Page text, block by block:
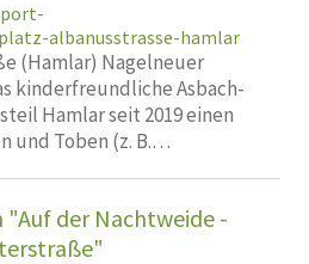
albanusstrasse-hamlar
(Hamlar) Nagelneuer
kinderfreundliche Asbach-
Hamlar seit 2019 einen
und Toben (z. B.…
"Auf der Nachtweide -